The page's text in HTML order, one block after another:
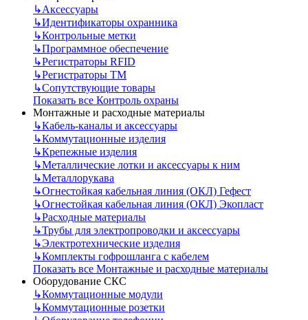
↳Аксессуары
↳Идентификаторы охранника
↳Контрольные метки
↳Программное обеспечение
↳Регистраторы RFID
↳Регистраторы ТМ
↳Сопутствующие товары
Показать все Контроль охраны
Монтажные и расходные материалы
↳Кабель-каналы и аксессуары
↳Коммутационные изделия
↳Крепежные изделия
↳Металлические лотки и аксессуары к ним
↳Металлорукава
↳Огнестойкая кабельная линия (ОКЛ) Гефест
↳Огнестойкая кабельная линия (ОКЛ) Экопласт
↳Расходные материалы
↳Трубы для электропроводки и аксессуары
↳Электротехнические изделия
↳Комплекты гофрошланга с кабелем
Показать все Монтажные и расходные материалы
Оборудование СКС
↳Коммутационные модули
↳Коммутационные розетки